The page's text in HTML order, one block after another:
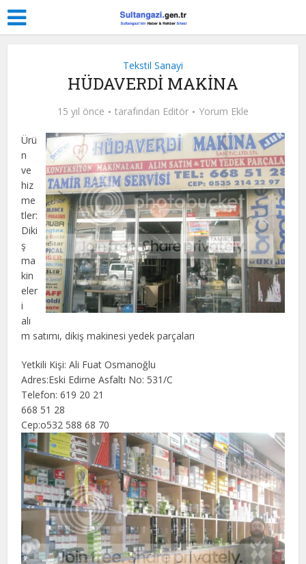
Tekstil Sanayi
HÜDAVERDİ MAKİNA
15 yıl önce tarafından Editör Yorum Ekle
Ürü
n
ve
hiz
me
tler:
Diki
ş
ma
kin
eler
i
alı
m satımı, dikiş makinesi yedek parçaları
Yetkili Kişi: Ali Fuat Osmanoğlu
Adres:Eski Edirne Asfaltı No: 531/C
Telefon: 619 20 21
668 51 28
Cep:o532 588 68 70